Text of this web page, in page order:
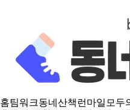
홈팀워크동네산책런마일모두